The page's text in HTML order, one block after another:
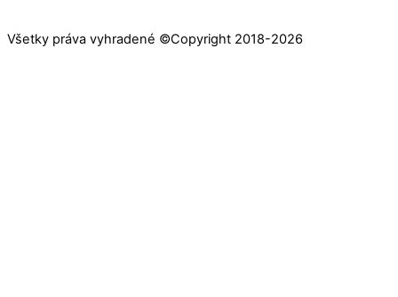
Všetky práva vyhradené ©Copyright 2018-2026